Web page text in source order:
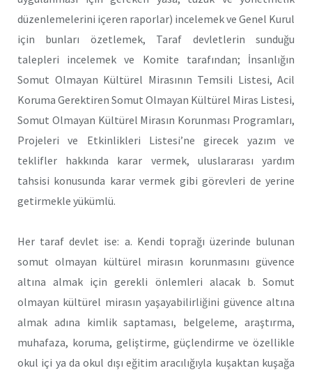
düzenlemelerini içeren raporlar) incelemek ve Genel Kurul
için bunları özetlemek, Taraf devletlerin sunduğu
talepleri incelemek ve Komite tarafından; İnsanlığın
Somut Olmayan Kültürel Mirasının Temsili Listesi, Acil
Koruma Gerektiren Somut Olmayan Kültürel Miras Listesi,
Somut Olmayan Kültürel Mirasın Korunması Programları,
Projeleri ve Etkinlikleri Listesi’ne girecek yazım ve
teklifler hakkında karar vermek, uluslararası yardım
tahsisi konusunda karar vermek gibi görevleri de yerine
getirmekle yükümlü.
Her taraf devlet ise: a. Kendi toprağı üzerinde bulunan
somut olmayan kültürel mirasın korunmasını güvence
altına almak için gerekli önlemleri alacak b. Somut
olmayan kültürel mirasın yaşayabilirliğini güvence altına
almak adına kimlik saptaması, belgeleme, araştırma,
muhafaza, koruma, geliştirme, güçlendirme ve özellikle
okul içi ya da okul dışı eğitim aracılığıyla kuşaktan kuşağa